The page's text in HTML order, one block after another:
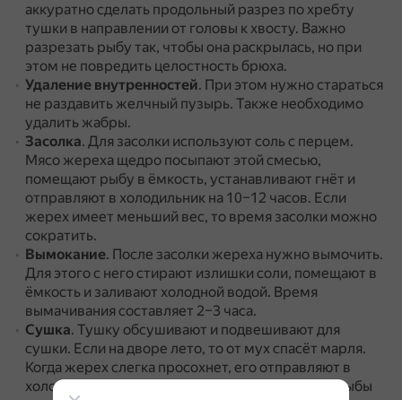
аккуратно сделать продольный разрез по хребту
тушки в направлении от головы к хвосту. Важно
разрезать рыбу так, чтобы она раскрылась, но при
этом не повредить целостность брюха.
Удаление внутренностей. При этом нужно стараться
не раздавить желчный пузырь. Также необходимо
удалить жабры.
Засолка. Для засолки используют соль с перцем.
Мясо жереха щедро посыпают этой смесью,
помещают рыбу в ёмкость, устанавливают гнёт и
отправляют в холодильник на 10–12 часов. Если
жерех имеет меньший вес, то время засолки можно
сократить.
Вымокание. После засолки жереха нужно вымочить.
Для этого с него стирают излишки соли, помещают в
ёмкость и заливают холодной водой. Время
вымачивания составляет 2–3 часа.
Сушка. Тушку обсушивают и подвешивают для
сушки. Если на дворе лето, то от мух спасёт марля.
Когда жерех слегка просохнет, его отправляют в
холодильник.
Но сначала закладывают внутрь рыбы